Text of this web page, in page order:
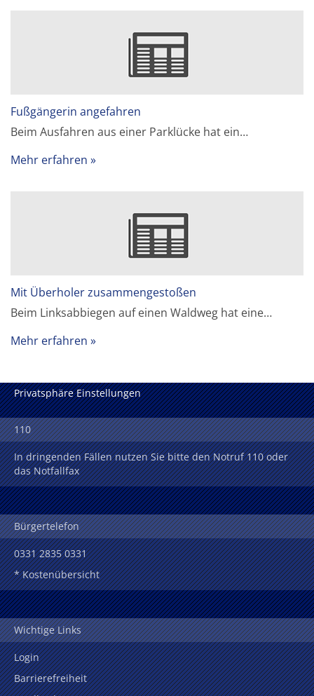
Fußgängerin angefahren
Beim Ausfahren aus einer Parklücke hat ein…
Mehr erfahren
Mit Überholer zusammengestoßen
Beim Linksabbiegen auf einen Waldweg hat eine…
Mehr erfahren
Privatsphäre Einstellungen
110
In dringenden Fällen nutzen Sie bitte den Notruf 110 oder
das Notfallfax
Bürgertelefon
0331 2835 0331
* Kostenübersicht
Wichtige Links
Login
Barrierefreiheit